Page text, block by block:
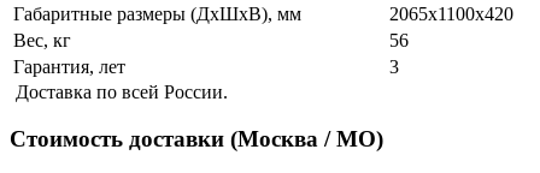
Габаритные размеры (ДхШхВ), мм
2065x1100x420
Вес, кг
56
Гарантия, лет
3
Доставка по всей России.
Стоимость доставки (Москва / МО)